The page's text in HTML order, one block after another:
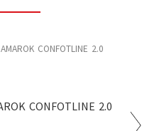
AMAROK CONFOTLINE 2.0